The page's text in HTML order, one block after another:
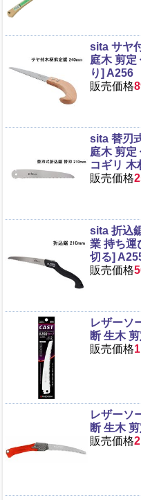
sita サヤ
庭木 剪定
り] A256
販売価格
sita 替刃
庭木 剪定
コギリ 木
販売価格
sita 折込
業 持ち運
切る]
販売価格
レザーソ
断 生木
販売価格
レザーソ
断 生木
販売価格